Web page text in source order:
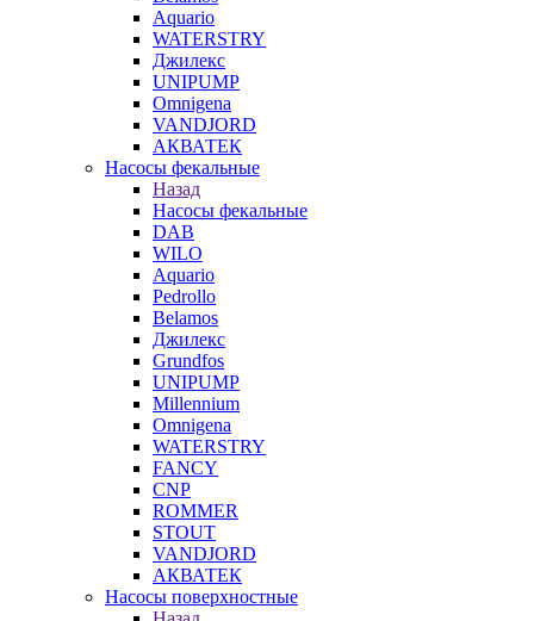
Aquario
WATERSTRY
Джилекс
UNIPUMP
Omnigena
VANDJORD
АКВАТЕК
Насосы фекальные
Назад
Насосы фекальные
DAB
WILO
Aquario
Pedrollo
Belamos
Джилекс
Grundfos
UNIPUMP
Millennium
Omnigena
WATERSTRY
FANCY
CNP
ROMMER
STOUT
VANDJORD
АКВАТЕК
Насосы поверхностные